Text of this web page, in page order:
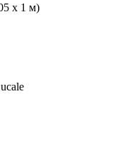
х 1 м)